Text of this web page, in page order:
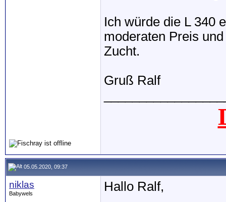
Ich würde die L 340
moderaten Preis
Zucht.
Gruß Ralf
05.05.2020, 09:37
niklas
Babywels
Hallo Ralf,